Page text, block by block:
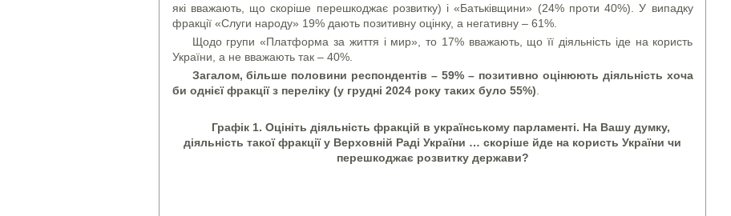
які вважають, що скоріше перешкоджає розвитку) і «Батьківщини» (24% проти 40%). У випадку
фракції «Слуги народу» 19% дають позитивну оцінку, а негативну – 61%.
Щодо групи «Платформа за життя і мир», то 17% вважають, що її діяльність іде на користь
України, а не вважають так – 40%.
Загалом, більше половини респондентів – 59% – позитивно оцінюють діяльність хоча
би однієї фракції з переліку (у грудні 2024 року таких було 55%)
Графік 1. Оцініть діяльність фракцій в українському парламенті. На Вашу думку,
діяльність такої фракції у Верховній Раді України … скоріше йде на користь України чи
перешкоджає розвитку держави?